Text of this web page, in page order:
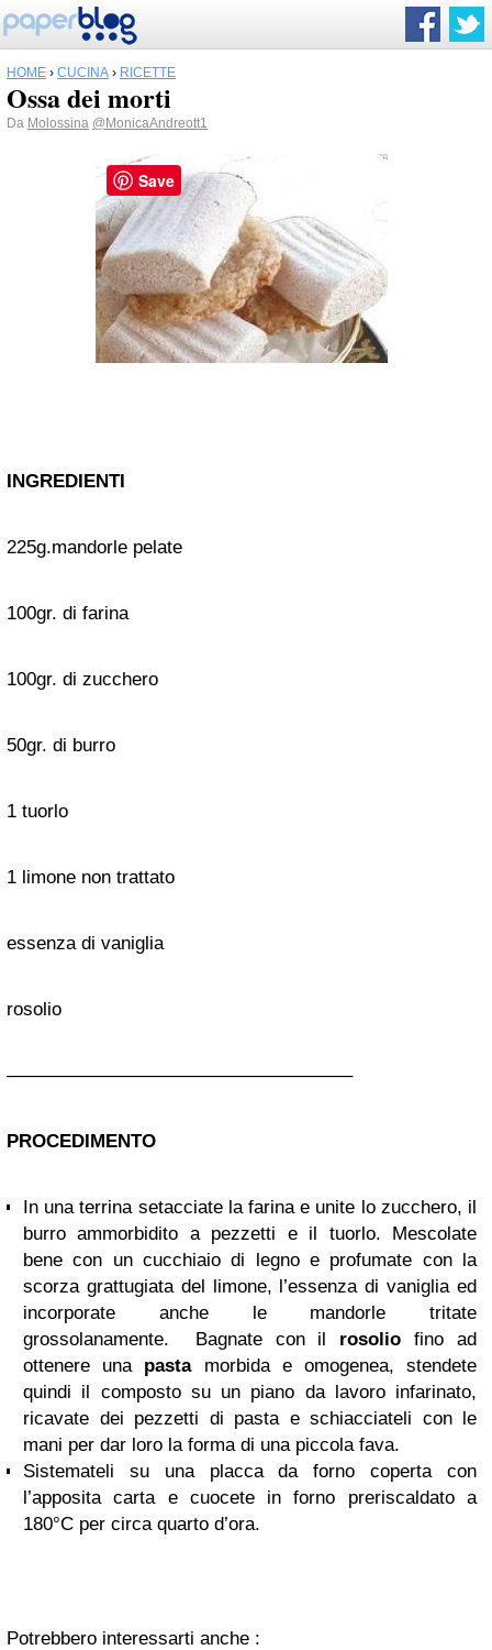
HOME › CUCINA › RICETTE
Ossa dei morti
Da Molossina @MonicaAndreott1
INGREDIENTI
225g.mandorle pelate
100gr. di farina
100gr. di zucchero
50gr. di burro
1 tuorlo
1 limone non trattato
essenza di vaniglia
rosolio
——————————————————–
PROCEDIMENTO
In una terrina setacciate la farina e unite lo zucchero, il
burro ammorbidito a pezzetti e il tuorlo. Mescolate
bene con un cucchiaio di legno e profumate con la
scorza grattugiata del limone, l’essenza di vaniglia ed
incorporate anche le mandorle tritate
grossolanamente. Bagnate con il rosolio fino ad
ottenere una pastamorbida e omogenea, stendete
quindi il composto su un piano da lavoro infarinato,
ricavate dei pezzetti di pasta e schiacciateli con le
mani per dar loro la forma di una piccola fava.
Sistemateli su una placca da forno coperta con
l’apposita carta e cuocete in forno preriscaldato a
180°C per circa quarto d’ora.
Potrebbero interessarti anche :
Save